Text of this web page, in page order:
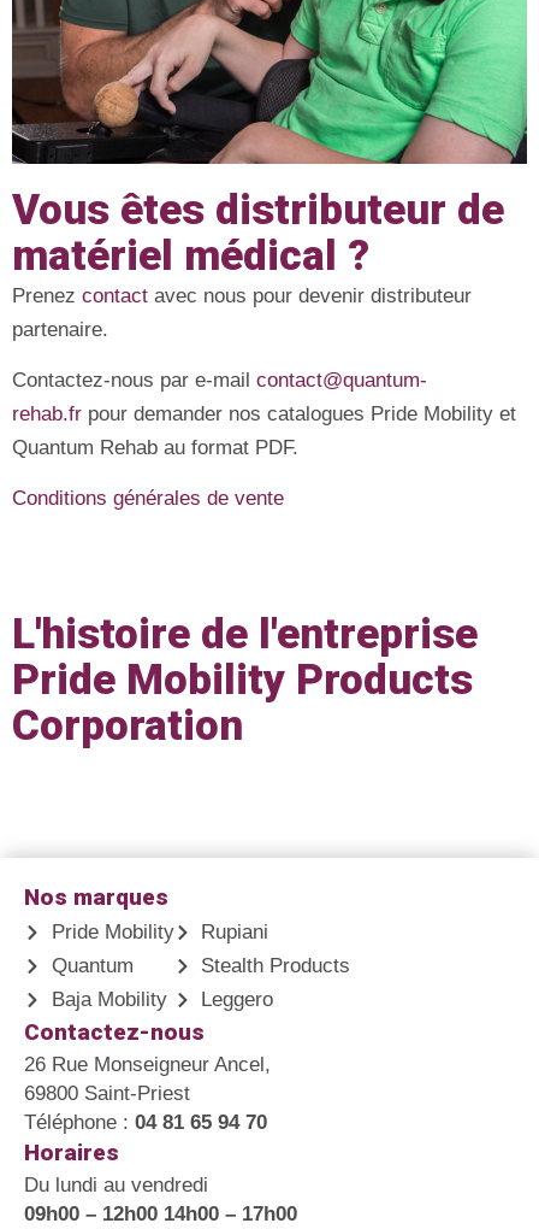
Vous êtes distributeur de
matériel médical ?
Prenez contact avec nous pour devenir distributeur
partenaire.
Contactez-nous par e-mail contact@quantum-
rehab.fr pour demander nos catalogues Pride Mobility et
Quantum Rehab au format PDF.
Conditions générales de vente
L'histoire de l'entreprise
Pride Mobility Products
Corporation
Nos marques
Pride Mobility
Quantum
Baja Mobility
Rupiani
Stealth Products
Leggero
Contactez-nous
26 Rue Monseigneur Ancel,
69800 Saint-Priest
Téléphone : 04 81 65 94 70
Horaires
Du lundi au vendredi
09h00 – 12h00 14h00 – 17h00